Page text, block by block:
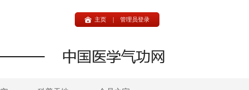
主页 管理员登录